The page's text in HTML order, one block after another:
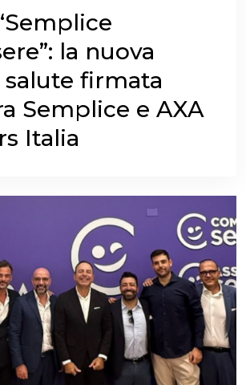
la nuova
salute firmata
Semplice e AXA
Italia